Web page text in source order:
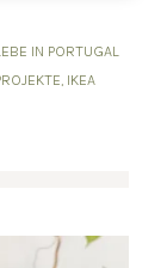
IN PORTUGAL
IKEA